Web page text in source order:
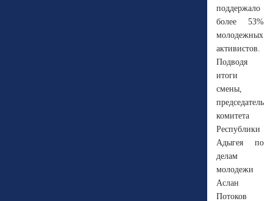
поддержало
более 53%
молодежных
активистов.
Подводя
итоги
смены,
председатель
комитета
Республики
Адыгея по
делам
молодежи
Аслан
Потоков